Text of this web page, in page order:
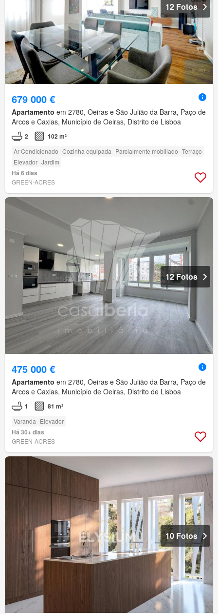
12 Fotos
679 000 €
Apartamento em 2780, Oeiras e São Julião da Barra, Paço de
Arcos e Caxias, Município de Oeiras, Distrito de Lisboa
2 102 m²
Ar Condicionado Cozinha equipada Parcialmente mobiliado Terraço
Elevador Jardim
Há 6 dias
GREEN-ACRES
12 Fotos
475 000 €
Apartamento em 2780, Oeiras e São Julião da Barra, Paço de
Arcos e Caxias, Município de Oeiras, Distrito de Lisboa
1 81 m²
Varanda Elevador
Há 30+ dias
GREEN-ACRES
10 Fotos